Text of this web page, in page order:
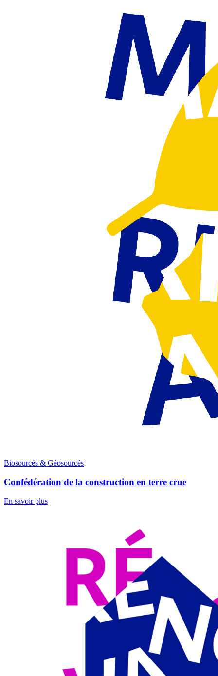
Biosourcés & Géosourcés
Confédération de la construction en terre crue
En savoir plus